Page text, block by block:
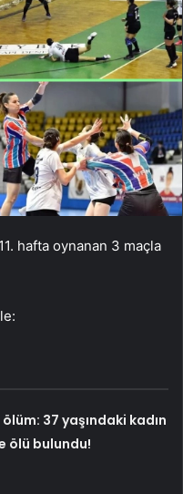
hafta oynanan 3 maçla
37 yaşındaki kadın
ölü bulundu!